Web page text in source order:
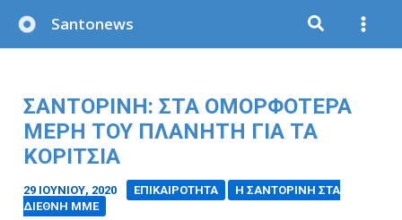
στο
Santonews
ΣΑΝΤΟΡΙΝΗ: ΣΤΑ ΟΜΟΡΦΟΤΕΡΑ
ΜΕΡΗ ΤΟΥ ΠΛΑΝΗΤΗ ΓΙΑ ΤΑ
ΚΟΡΙΤΣΙΑ
29 ΙΟΥΝΊΟΥ, 2020 ΕΠΙΚΑΙΡΟΤΗΤΑ
Η ΣΑΝΤΟΡΙΝΗ ΣΤΑ
ΔΙΕΘΝΗ ΜΜΕ